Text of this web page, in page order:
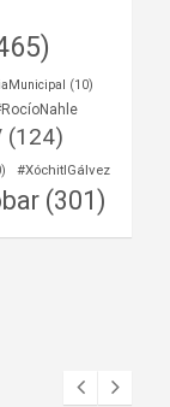
(10)
(124)
#XóchitlGálvez
(301)